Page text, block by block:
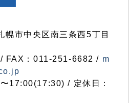
市中央区南三条西5丁目
FAX：011-251-6682 / m
17:00(17:30) / 定休日：